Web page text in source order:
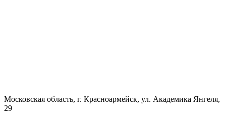
Московская область, г. Красноармейск, ул. Академика Янгеля,
29